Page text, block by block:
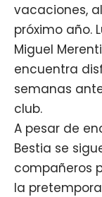
vacaciones,
próximo año.
Miguel
encuentra
semanas
club.
A pesar de
Bestia se
compañeros
la